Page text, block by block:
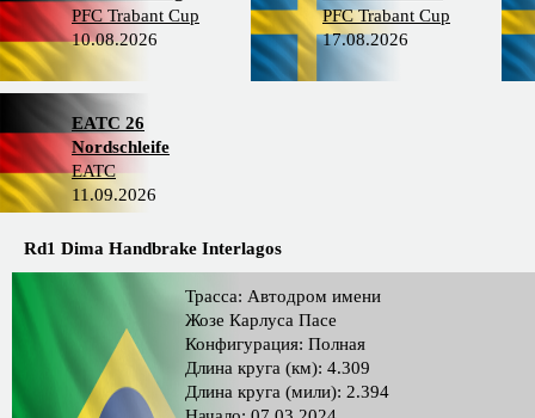
PFC Trabant Cup
10.08.2026
PFC Trabant Cup
17.08.2026
EATC 26
Nordschleife
EATC
11.09.2026
Rd1 Dima Handbrake Interlagos
Трасса: Автодром имени
Жозе Карлуса Пасе
Конфигурация: Полная
Длина круга (км): 4.309
Длина круга (мили): 2.394